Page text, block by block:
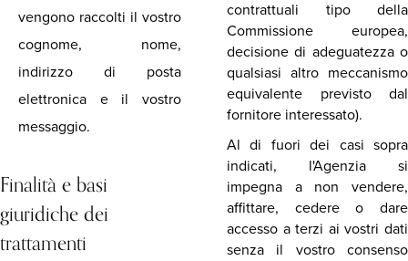
vengono raccolti il vostro
cognome, nome,
indirizzo di posta
elettronica e il vostro
messaggio.
Finalità e basi
giuridiche dei
trattamenti
contrattuali tipo della
Commissione europea,
decisione di adeguatezza o
qualsiasi altro meccanismo
equivalente previsto dal
fornitore interessato).
Al di fuori dei casi sopra
indicati, l'Agenzia si
impegna a non vendere,
affittare, cedere o dare
accesso a terzi ai vostri dati
senza il vostro consenso